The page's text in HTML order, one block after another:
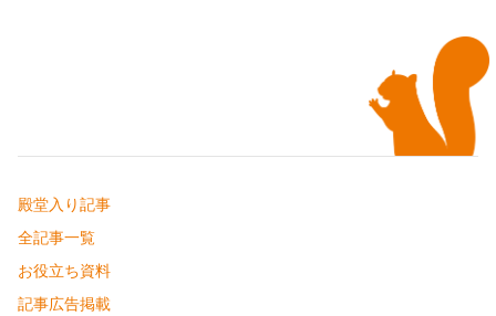
殿堂入り記事
全記事一覧
お役立ち資料
記事広告掲載